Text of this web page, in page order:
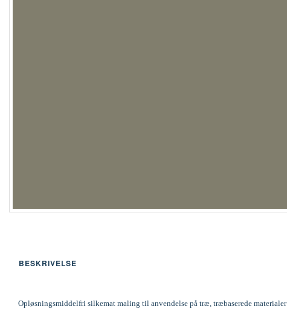
BESKRIVELSE
Opløsningsmiddelfri silkemat maling til anvendelse på træ, træbaserede